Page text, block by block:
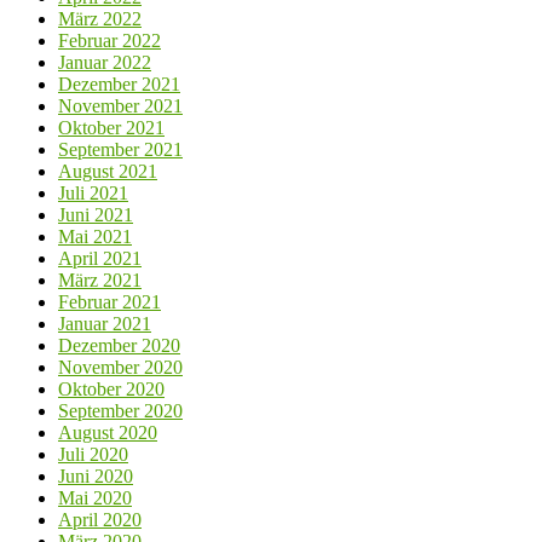
März 2022
Februar 2022
Januar 2022
Dezember 2021
November 2021
Oktober 2021
September 2021
August 2021
Juli 2021
Juni 2021
Mai 2021
April 2021
März 2021
Februar 2021
Januar 2021
Dezember 2020
November 2020
Oktober 2020
September 2020
August 2020
Juli 2020
Juni 2020
Mai 2020
April 2020